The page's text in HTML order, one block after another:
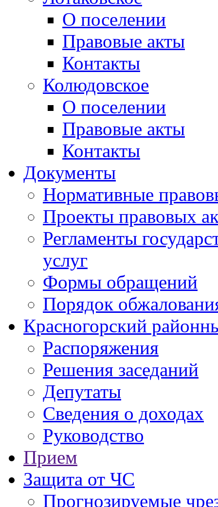
О поселении
Правовые акты
Контакты
Колюдовское
О поселении
Правовые акты
Контакты
Документы
Нормативные
Проекты правовых
Регламенты
услуг
Формы обращений
Порядок
Красногорский
Распоряжения
Решения заседаний
Депутаты
Сведения о доходах
Руководство
Прием
Защита от ЧС
Прогнозируемые